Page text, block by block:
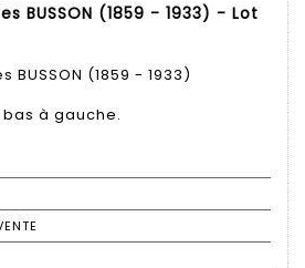
BUSSON (1859 - 1933) - Lot
BUSSON (1859 - 1933)
à gauche.